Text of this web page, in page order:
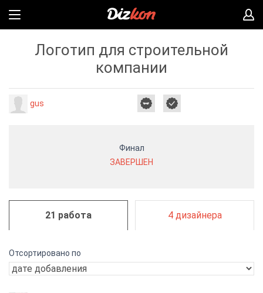
Логотип для строительной
компании
gus
Финал
ЗАВЕРШЕН
21 работа 4 дизайнера
Отсортировано по